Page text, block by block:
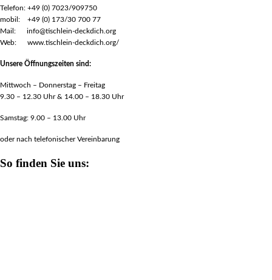
Telefon: +49 (0) 7023/909750
mobil: +49 (0) 173/30 700 77
Mail: info@tischlein-deckdich.org
Web: www.tischlein-deckdich.org/
Unsere Öffnungszeiten sind:
Mittwoch – Donnerstag – Freitag
9.30 – 12.30 Uhr & 14.00 – 18.30 Uhr
Samstag: 9.00 – 13.00 Uhr
oder nach telefonischer Vereinbarung
So finden Sie uns: